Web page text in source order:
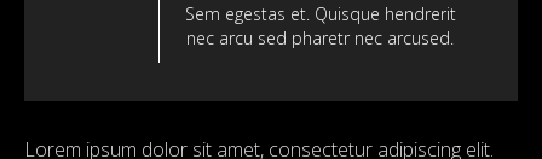
Sem egestas et. Quisque hendrerit
nec arcu sed pharetr nec arcused.
Lorem ipsum dolor sit amet, consectetur adipiscing elit.